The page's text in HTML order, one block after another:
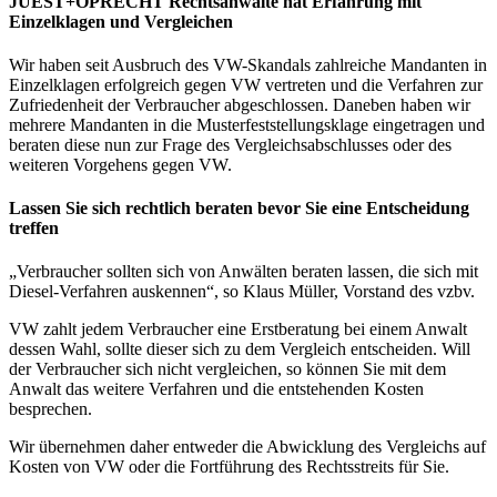
Einzelklagen und Vergleichen
Wir haben seit Ausbruch des VW-Skandals zahlreiche Mandanten in
Einzelklagen erfolgreich gegen VW vertreten und die Verfahren zur
Zufriedenheit der Verbraucher abgeschlossen. Daneben haben wir
mehrere Mandanten in die Musterfeststellungsklage eingetragen und
beraten diese nun zur Frage des Vergleichsabschlusses oder des
weiteren Vorgehens gegen VW.
Lassen Sie sich rechtlich beraten bevor Sie eine Entscheidung
treffen
„Verbraucher sollten sich von Anwälten beraten lassen, die sich mit
Diesel-Verfahren auskennen“, so Klaus Müller, Vorstand des vzbv.
VW zahlt jedem Verbraucher eine Erstberatung bei einem Anwalt
dessen Wahl, sollte dieser sich zu dem Vergleich entscheiden. Will
der Verbraucher sich nicht vergleichen, so können Sie mit dem
Anwalt das weitere Verfahren und die entstehenden Kosten
besprechen.
Wir übernehmen daher entweder die Abwicklung des Vergleichs auf
Kosten von VW oder die Fortführung des Rechtsstreits für Sie.